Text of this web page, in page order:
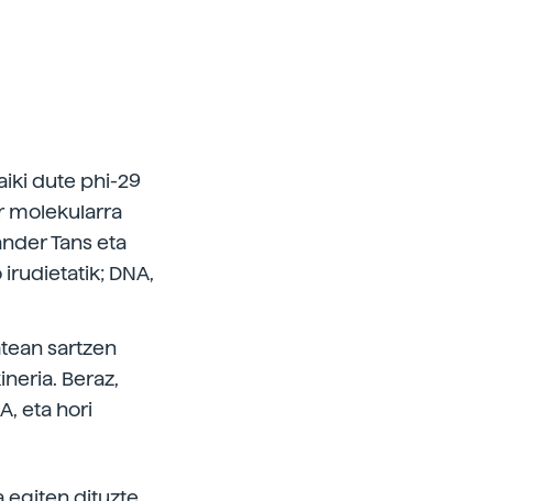
dute phi-29
molekularra
Tans eta
DNA,
sartzen
Beraz,
eta hori